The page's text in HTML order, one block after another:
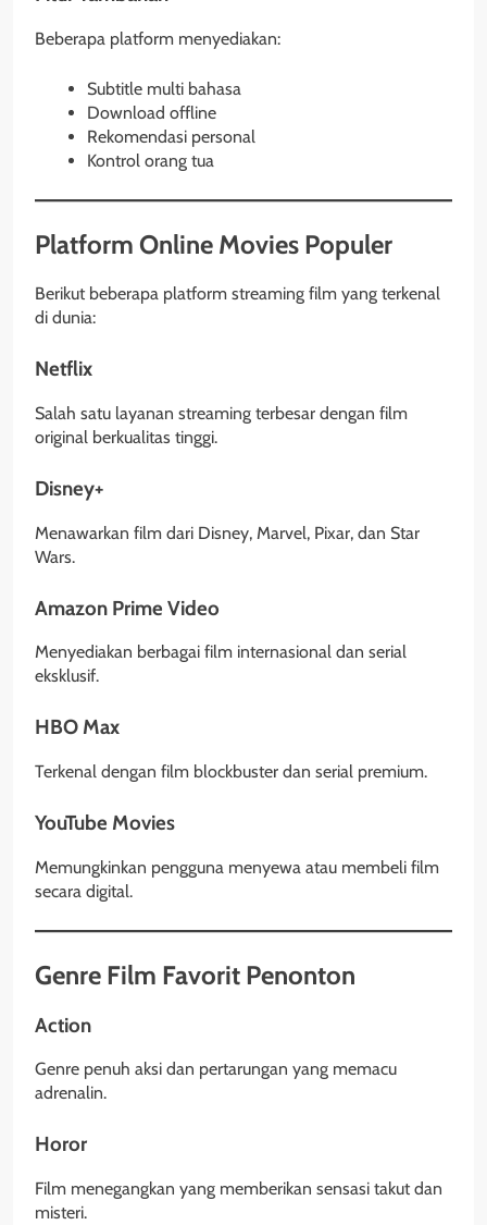
Beberapa platform menyediakan:
Subtitle multi bahasa
Download offline
Rekomendasi personal
Kontrol orang tua
Platform Online Movies Populer
Berikut beberapa platform streaming film yang terkenal
di dunia:
Netflix
Salah satu layanan streaming terbesar dengan film
original berkualitas tinggi.
Disney+
Menawarkan film dari Disney, Marvel, Pixar, dan Star
Wars.
Amazon Prime Video
Menyediakan berbagai film internasional dan serial
eksklusif.
HBO Max
Terkenal dengan film blockbuster dan serial premium.
YouTube Movies
Memungkinkan pengguna menyewa atau membeli film
secara digital.
Genre Film Favorit Penonton
Action
Genre penuh aksi dan pertarungan yang memacu
adrenalin.
Horor
Film menegangkan yang memberikan sensasi takut dan
misteri.